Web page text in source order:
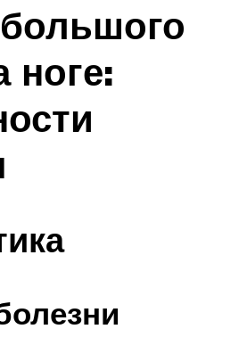
ноге: